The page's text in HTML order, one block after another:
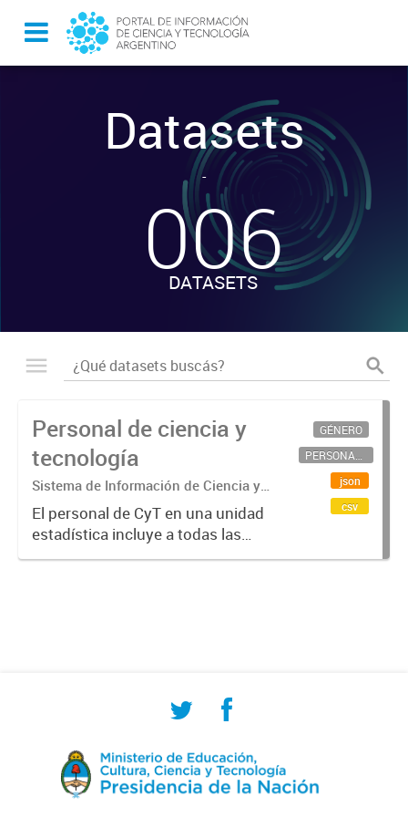
Datasets
-
006
DATASETS
Personal de ciencia y
tecnología
Sistema de Información de Ciencia y
Tecnología Argentino (SICYTAR)
El personal de CyT en una unidad
estadística incluye a todas las
personas involucradas
GÉNERO
PERSONAL CIENTÍFICO-TECNOLÓGICO
json
csv